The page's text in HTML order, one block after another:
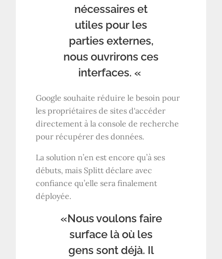
nécessaires et
utiles pour les
parties externes,
nous ouvrirons ces
interfaces. «
Google souhaite réduire le besoin pour
les propriétaires de sites d'accéder
directement à la console de recherche
pour récupérer des données.
La solution n’en est encore qu’à ses
débuts, mais Splitt déclare avec
confiance qu’elle sera finalement
déployée.
«Nous voulons faire
surface là où les
gens sont déjà. Il